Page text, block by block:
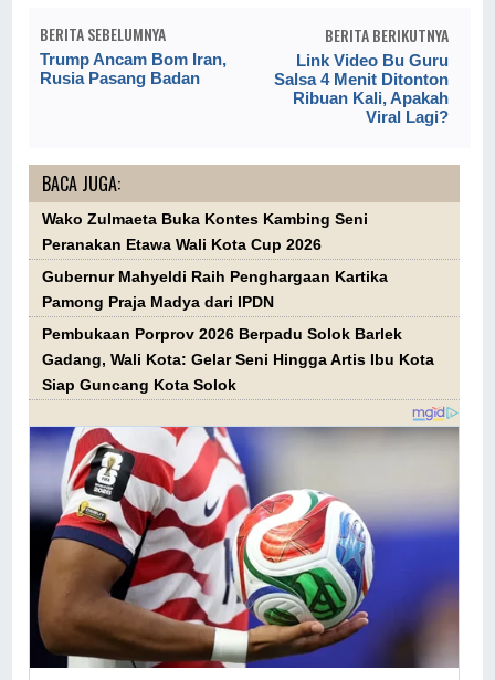
BERITA SEBELUMNYA
Trump Ancam Bom Iran,
Rusia Pasang Badan
BERITA BERIKUTNYA
Link Video Bu Guru
Salsa 4 Menit Ditonton
Ribuan Kali, Apakah
Viral Lagi?
BACA JUGA:
Wako Zulmaeta Buka Kontes Kambing Seni
Peranakan Etawa Wali Kota Cup 2026
Gubernur Mahyeldi Raih Penghargaan Kartika
Pamong Praja Madya dari IPDN
Pembukaan Porprov 2026 Berpadu Solok Barlek
Gadang, Wali Kota: Gelar Seni Hingga Artis Ibu Kota
Siap Guncang Kota Solok